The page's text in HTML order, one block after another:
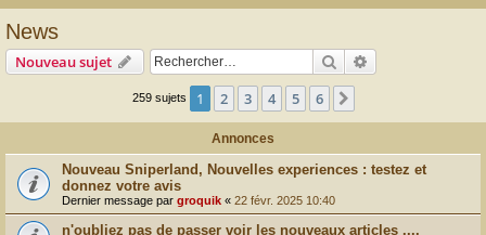
r
News
Nouveau sujet Rechercher
259 sujets 1 2 3 4 5 6
Annonces
Nouveau Sniperland, Nouvelles experiences : testez et
donnez votre avis
Dernier message par groquik « 22 févr. 2025 10:40
n'oubliez pas de passer voir les nouveaux articles ....